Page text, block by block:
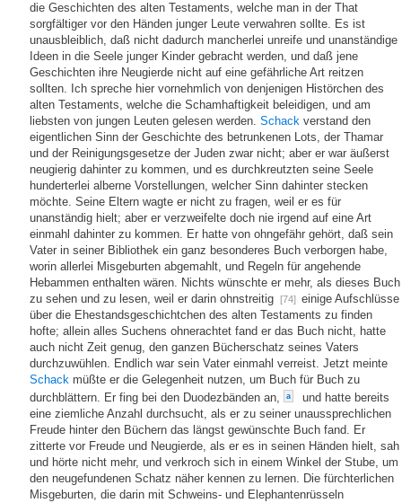
die Geschichten des alten Testaments, welche man in der That
sorgfältiger vor den Händen junger Leute verwahren sollte. Es ist
unausbleiblich, daß nicht dadurch mancherlei unreife und unanständige
Ideen in die Seele junger Kinder gebracht werden, und daß jene
Geschichten ihre Neugierde nicht auf eine gefährliche Art reitzen
sollten. Ich spreche hier vornehmlich von denjenigen Histörchen des
alten Testaments, welche die Schamhaftigkeit beleidigen, und am
liebsten von jungen Leuten gelesen werden. Schack verstand den
eigentlichen Sinn der Geschichte des betrunkenen Lots, der Thamar
und der Reinigungsgesetze der Juden zwar nicht; aber er war äußerst
neugierig dahinter zu kommen, und es durchkreutzten seine Seele
hunderterlei alberne Vorstellungen, welcher Sinn dahinter stecken
möchte. Seine Eltern wagte er nicht zu fragen, weil er es für
unanständig hielt; aber er verzweifelte doch nie irgend auf eine Art
einmahl dahinter zu kommen. Er hatte von ohngefähr gehört, daß sein
Vater in seiner Bibliothek ein ganz besonderes Buch verborgen habe,
worin allerlei Misgeburten abgemahlt, und Regeln für angehende
Hebammen enthalten wären. Nichts wünschte er mehr, als dieses Buch
zu sehen und zu lesen, weil er darin ohnstreitig
[74] einige Aufschlüsse
über die Ehestandsgeschichtchen des alten Testaments zu finden
hofte; allein alles Suchens ohnerachtet fand er das Buch nicht, hatte
auch nicht Zeit genug, den ganzen Bücherschatz seines Vaters
durchzuwühlen. Endlich war sein Vater einmahl verreist. Jetzt meinte
Schack müßte er die Gelegenheit nutzen, um Buch für Buch zu
durchblättern. Er fing bei den Duodezbänden an,
a
und hatte bereits
eine ziemliche Anzahl durchsucht, als er zu seiner unaussprechlichen
Freude hinter den Büchern das längst gewünschte Buch fand. Er
zitterte vor Freude und Neugierde, als er es in seinen Händen hielt, sah
und hörte nicht mehr, und verkroch sich in einem Winkel der Stube, um
den neugefundenen Schatz näher kennen zu lernen. Die fürchterlichen
Misgeburten, die darin mit Schweins- und Elephantenrüsseln